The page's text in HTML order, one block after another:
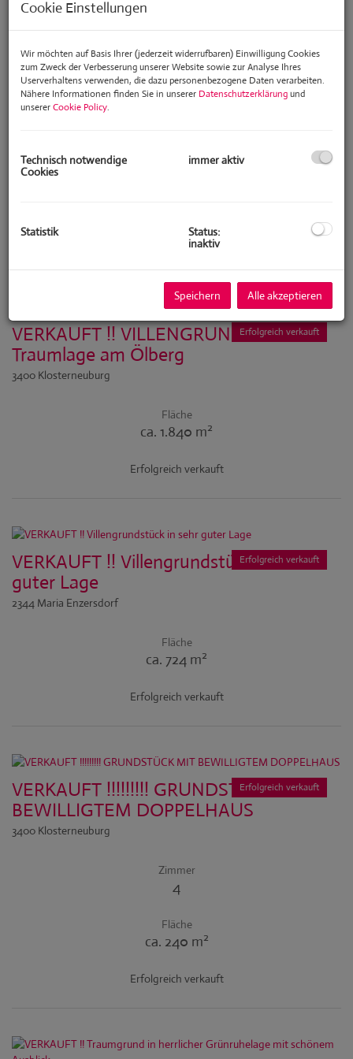
Zimmer
-
Wohnfläche (von/bis)
Weitere Suchoptionen
Erfolgreich verkauft
VERKAUFT !! VILLENGRUNDSTÜCK in
Traumlage am Ölberg
3400 Klosterneuburg
Fläche
ca. 1.840 m2
Erfolgreich verkauft
Erfolgreich verkauft
VERKAUFT !! Villengrundstück in sehr
guter Lage
2344 Maria Enzersdorf
Fläche
ca. 724 m2
Erfolgreich verkauft
Erfolgreich verkauft
VERKAUFT !!!!!!!!! GRUNDSTÜCK MIT
BEWILLIGTEM DOPPELHAUS
3400 Klosterneuburg
Zimmer
4
Fläche
ca. 240 m2
Erfolgreich verkauft
Cookie Einstellungen
Wir möchten auf Basis Ihrer (jederzeit widerrufbaren) Einwilligung Cookies
zum Zweck der Verbesserung unserer Website sowie zur Analyse Ihres
Userverhaltens verwenden, die dazu personenbezogene Daten verarbeiten.
Nähere Informationen finden Sie in unserer Datenschutzerklärungund
unsererCookie Policy.
Technisch notwendige
Cookies
immer aktiv
Statistik
Status:
inaktiv
Speichern Alle akzeptieren